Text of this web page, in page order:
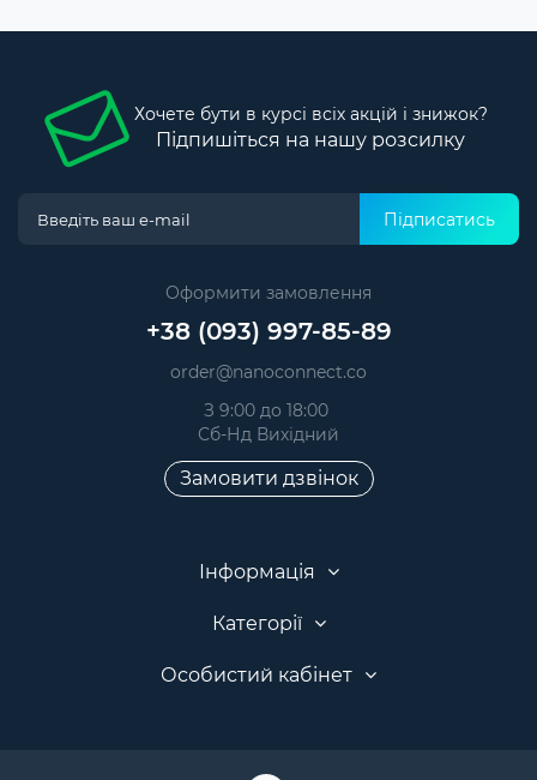
Хочете бути в курсі всіх акцій і знижок?
Підпишіться на нашу розсилку
Підписатись
Оформити замовлення
+38 (093) 997-85-89
order@nanoconnect.co
З 9:00 до 18:00
Сб-Нд Вихідний
Замовити дзвінок
Інформація
Категорії
Особистий кабінет